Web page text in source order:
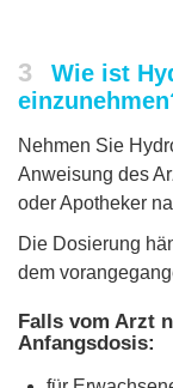
3
Wie ist
Nehmen Sie
Anweisung des
oder Apotheker
Die Dosierung
dem
Falls vom Arzt
Anfangsdosis: